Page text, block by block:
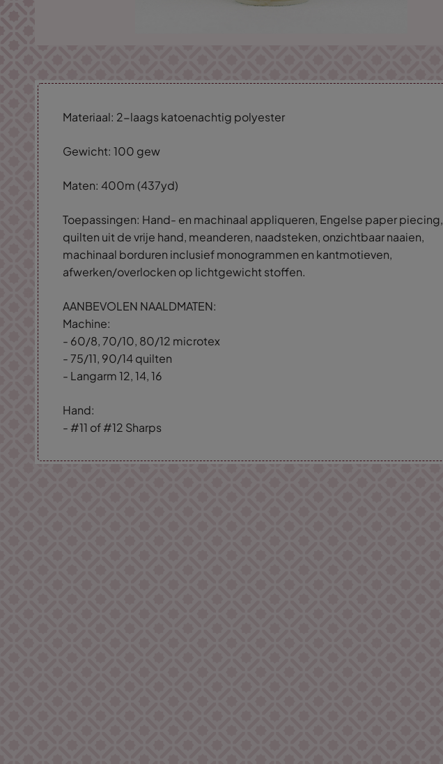
Materiaal: 2-laags katoenachtig polyester
Gewicht: 100 gew
Maten: 400m (437yd)
Toepassingen: Hand- en machinaal appliqueren, Engelse paper piecing,
quilten uit de vrije hand, meanderen, naadsteken, onzichtbaar naaien,
machinaal borduren inclusief monogrammen en kantmotieven,
afwerken/overlocken op lichtgewicht stoffen.
AANBEVOLEN NAALDMATEN:
Machine:
- 60/8, 70/10, 80/12 microtex
- 75/11, 90/14 quilten
- Langarm 12, 14, 16
Hand:
- #11 of #12 Sharps